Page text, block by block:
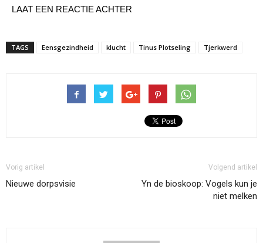
LAAT EEN REACTIE ACHTER
TAGS Eensgezindheid klucht Tinus Plotseling Tjerkwerd
Vorig artikel
Nieuwe dorpsvisie
Volgend artikel
Yn de bioskoop: Vogels kun je
niet melken